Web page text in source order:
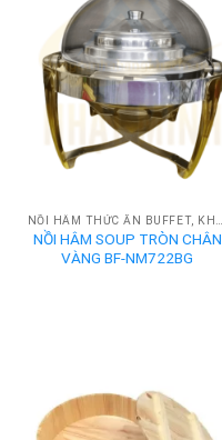
NỒI HÂM SOUP TRÒN CHÂN
VÀNG BF-NM722BG